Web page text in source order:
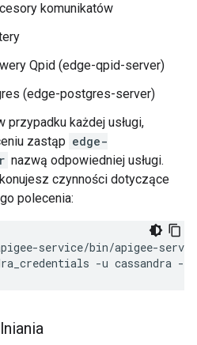
komunikatów
Qpid (edge-qpid-server)
(edge-postgres-server)
przypadku każdej usługi,
zastąp edge-
nazwą odpowiedniej usługi.
czynności dotyczące
polecenia:
service/bin/apigee-
-u cassandra -p